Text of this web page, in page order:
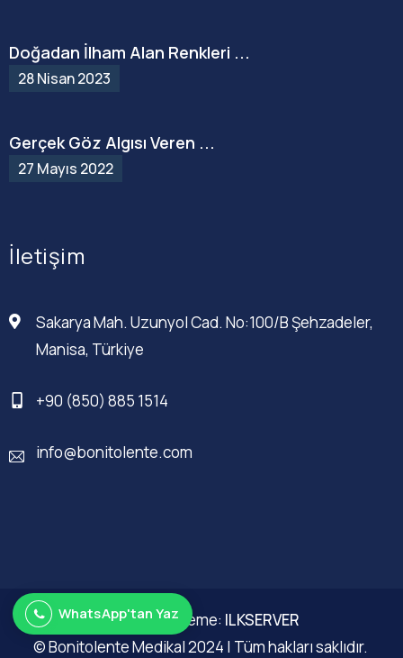
Doğadan İlham Alan Renkleri ...
28 Nisan 2023
Gerçek Göz Algısı Veren ...
27 Mayıs 2022
İletişim
Sakarya Mah. Uzunyol Cad. No:100/B Şehzadeler,
Manisa, Türkiye
+90 (850) 885 1514
info@bonitolente.com
Web Düzenleme: ILKSERVER
© Bonitolente Medikal 2024 | Tüm hakları saklıdır.
WhatsApp'tan Yaz